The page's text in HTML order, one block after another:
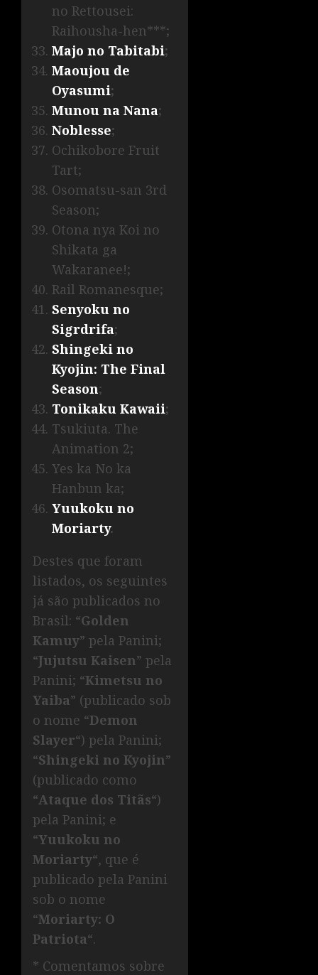
no Rettousei:
Raihousha-hen***;
Majo no Tabitabi;
Maoujou de
Oyasumi;
Munou na Nana;
Noblesse;
Ochikobore Fruit
Tart;
Osomatsu-san 3rd
Season;
Otona nya Koi no
Shikata ga
Wakaranee!;
Rail Romanesque;
Senyoku no
Sigrdrifa;
Shingeki no
Kyojin: The Final
Season;
Tonikaku Kawaii;
Tsukiuta. The
Animation 2;
Yes ka No ka
Hanbun ka;
Yuukoku no
Moriarty.
Destes que foram
listados, os seguintes
já são publicados no
Brasil: “Golden
Kamuy” pela Panini;
“Jujutsu Kaisen” pela
Panini; “Kimetsu no
Yaiba” (publicado sob
o nome “Demon
Slayer“) pela Panini;
“Shingeki no Kyojin”
(publicado como
“Ataque dos Titãs“)
pela Panini; e
“Yuukoku no
Moriarty“, que é
publicado pela Panini
sob o nome
“Moriarty: O
Patriota“.
* Comentamos sobre